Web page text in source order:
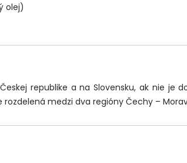
olej)
republike a na Slovensku, ak nie je
medzi dva regióny Čechy –